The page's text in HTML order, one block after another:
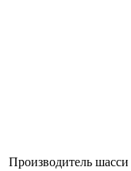
Производитель шасси